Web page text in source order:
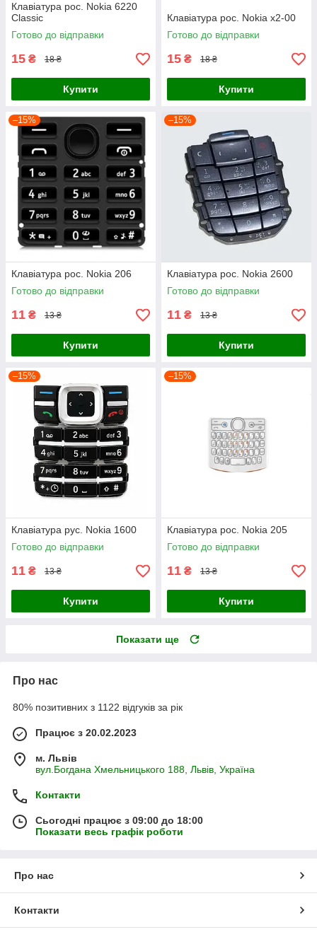
Клавіатура рос. Nokia 6220
Classic
Готово до відправки
15 ₴ 18 ₴
Купити
Клавіатура рос. Nokia x2-00
Готово до відправки
15 ₴ 18 ₴
Купити
–15%
Клавіатура рос. Nokia 206
Готово до відправки
11 ₴ 13 ₴
Купити
–15%
Клавіатура рос. Nokia 2600
Готово до відправки
11 ₴ 13 ₴
Купити
–15%
Клавіатура рус. Nokia 1600
Готово до відправки
11 ₴ 13 ₴
Купити
–15%
Клавіатура рос. Nokia 205
Готово до відправки
11 ₴ 13 ₴
Купити
Показати ще
Про нас
80% позитивних з 1122 відгуків за рік
Працює з 20.02.2023
м. Львів
вул.Богдана Хмельницького 188, Львів, Україна
Контакти
Сьогодні працює з 09:00 до 18:00
Показати весь графік роботи
Про нас
Контакти